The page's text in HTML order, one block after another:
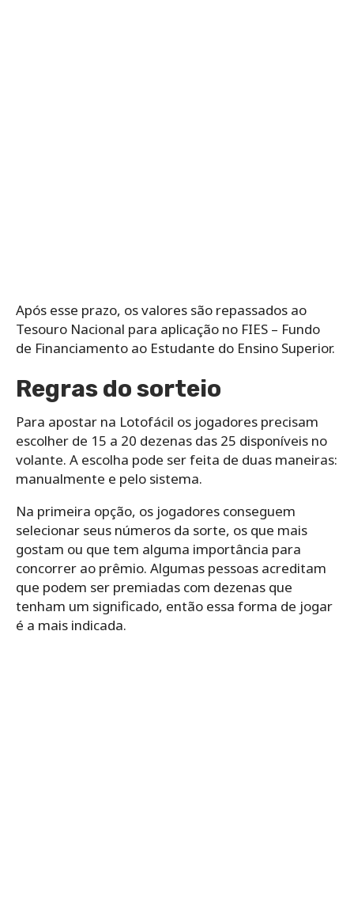
Após esse prazo, os valores são repassados ao
Tesouro Nacional para aplicação no FIES – Fundo
de Financiamento ao Estudante do Ensino Superior.
Regras do sorteio
Para apostar na Lotofácil os jogadores precisam
escolher de 15 a 20 dezenas das 25 disponíveis no
volante. A escolha pode ser feita de duas maneiras:
manualmente e pelo sistema.
Na primeira opção, os jogadores conseguem
selecionar seus números da sorte, os que mais
gostam ou que tem alguma importância para
concorrer ao prêmio. Algumas pessoas acreditam
que podem ser premiadas com dezenas que
tenham um significado, então essa forma de jogar
é a mais indicada.